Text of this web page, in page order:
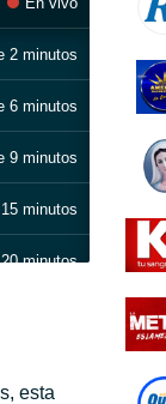
2 minutos
6 minutos
9 minutos
minutos
minutos
esta